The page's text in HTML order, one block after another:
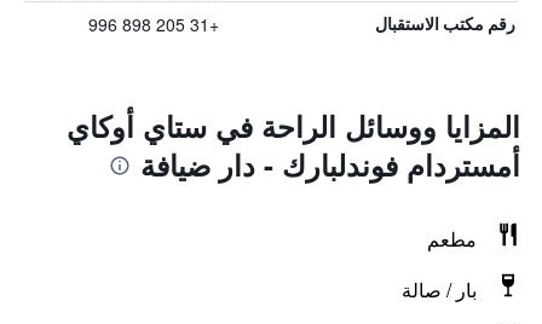
رقم مكتب الاستقبال +31 205 898 996
المزايا ووسائل الراحة في ستاي أوكاي
أمستردام فوندلبارك - دار ضيافة
مطعم
بار / صالة